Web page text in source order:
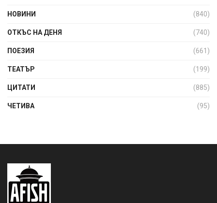
НОВИНИ (840)
ОТКЪС НА ДЕНЯ (740)
ПОЕЗИЯ (661)
ТЕАТЪР (199)
ЦИТАТИ (885)
ЧЕТИВА (95)